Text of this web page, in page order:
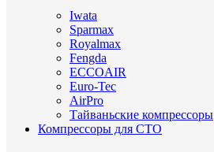
Iwata
Sparmax
Royalmax
Fengda
ECCOAIR
Euro-Tec
AirPro
Тайваньские компрессоры
Компрессоры для СТО